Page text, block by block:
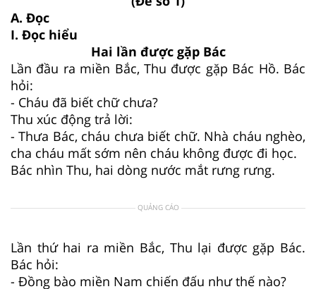
A. Đọc
I. Đọc hiểu
Hai lần được gặp Bác
Lần đầu ra miền Bắc, Thu được gặp Bác Hồ. Bác
hỏi:
- Cháu đã biết chữ chưa?
Thu xúc động trả lời:
- Thưa Bác, cháu chưa biết chữ. Nhà cháu nghèo,
cha cháu mất sớm nên cháu không được đi học.
Bác nhìn Thu, hai dòng nước mắt rưng rưng.
QUẢNG CÁO
Lần thứ hai ra miền Bắc, Thu lại được gặp Bác.
Bác hỏi:
- Đồng bào miền Nam chiến đấu như thế nào?